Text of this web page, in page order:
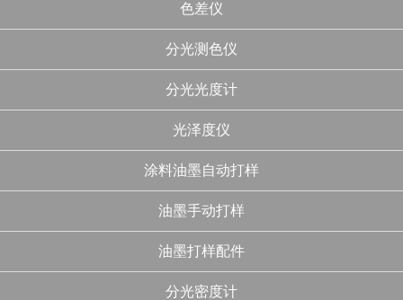
色差仪
分光测色仪
分光光度计
光泽度仪
涂料油墨自动打样
油墨手动打样
油墨打样配件
分光密度计